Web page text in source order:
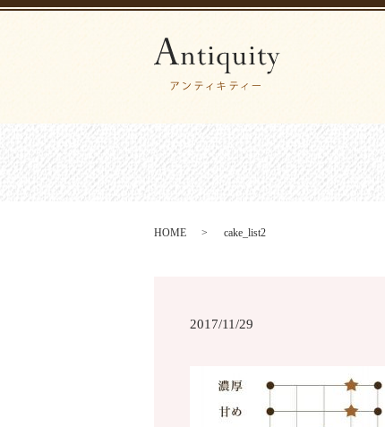
HOME cake_list2
2017/11/29